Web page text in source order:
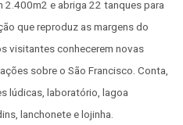
e abriga 22 tanques para
que reproduz as margens do
visitantes conhecerem novas
sobre o São Francisco. Conta,
lúdicas, laboratório, lagoa
lanchonete e lojinha.